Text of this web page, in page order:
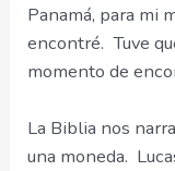
Panamá, para mi
encontré. Tuve
momento de
La Biblia nos
una moneda.